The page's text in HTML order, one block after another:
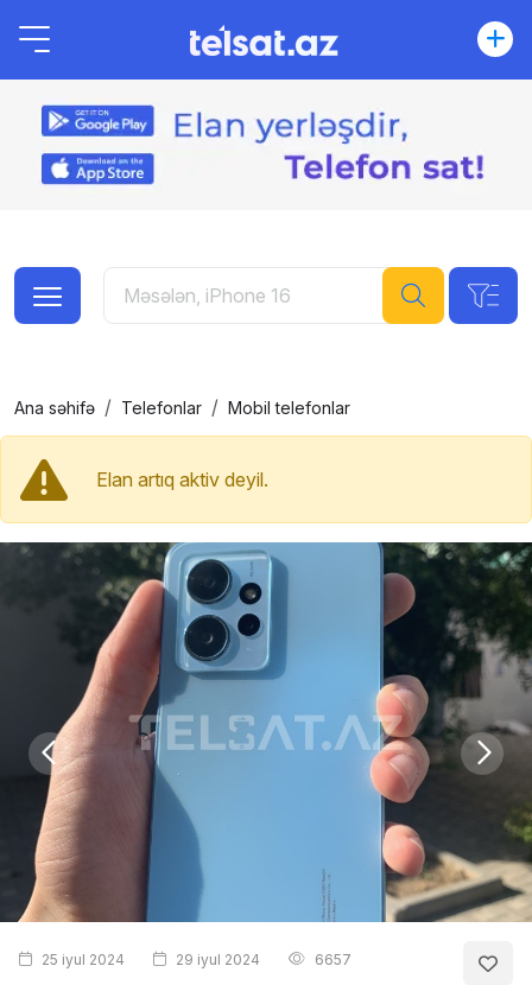
Ana səhifə Telefonlar Mobil telefonlar
Elan artıq aktiv deyil.
25 iyul 2024 29 iyul 2024 6657